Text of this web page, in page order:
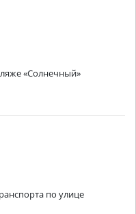
«Солнечный»
по улице